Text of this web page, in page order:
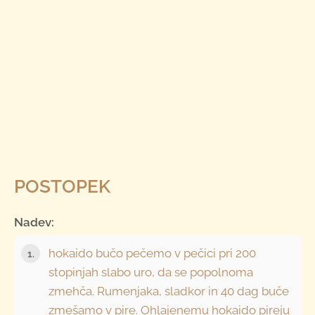
POSTOPEK
Nadev:
hokaido bučo pečemo v pečici pri 200
stopinjah slabo uro, da se popolnoma
zmehča. Rumenjaka, sladkor in 40 dag buče
zmešamo v pire. Ohlajenemu hokaido pireju